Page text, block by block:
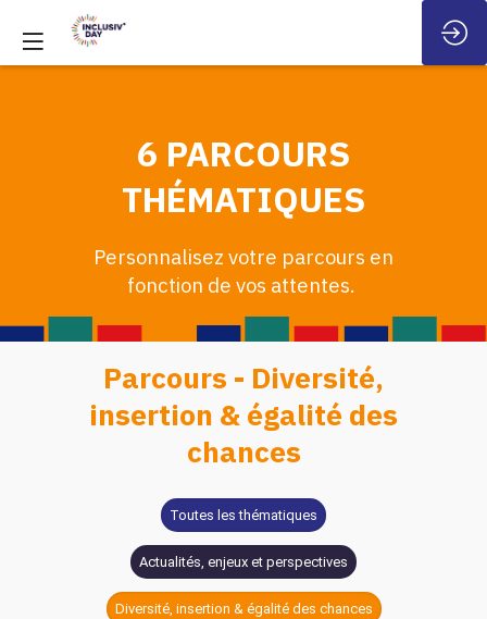
6 PARCOURS
THÉMATIQUES
Personnalisez votre parcours en
fonction de vos attentes.
Parcours - Diversité,
insertion & égalité des
chances
Toutes les thématiques
Actualités, enjeux et perspectives
Diversité, insertion & égalité des chances